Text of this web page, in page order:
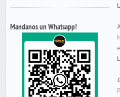
Mandanos un Whatsapp!